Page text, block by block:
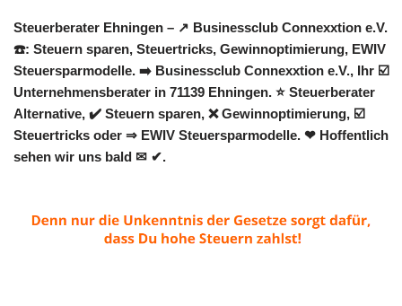
Steuerberater Ehningen – ↗️ Businessclub Connexxtion e.V.
☎️: Steuern sparen, Steuertricks, Gewinnoptimierung, EWIV
Steuersparmodelle. ➡️ Businessclub Connexxtion e.V., Ihr ☑️
Unternehmensberater in 71139 Ehningen. ⭐ Steuerberater
Alternative, ✔️ Steuern sparen, ❌ Gewinnoptimierung, ☑️
Steuertricks oder ⇒ EWIV Steuersparmodelle. ❤ Hoffentlich
sehen wir uns bald ✉ ✔.